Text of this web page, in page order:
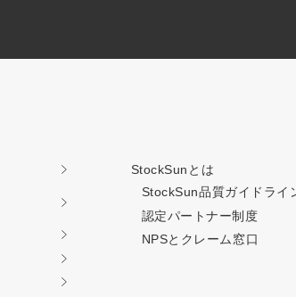
StockSunとは
StockSun品質ガイド ライ
認定パートナー制度
NPSとクレーム窓口